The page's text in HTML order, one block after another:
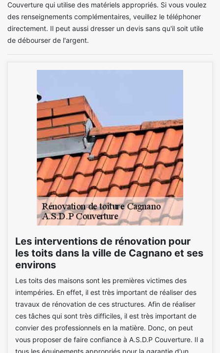
Couverture qui utilise des matériels appropriés. Si vous voulez
des renseignements complémentaires, veuillez le téléphoner
directement. Il peut aussi dresser un devis sans qu'il soit utile
de débourser de l'argent.
Les interventions de rénovation pour
les toits dans la ville de Cagnano et ses
environs
Les toits des maisons sont les premières victimes des
intempéries. En effet, il est très important de réaliser des
travaux de rénovation de ces structures. Afin de réaliser
ces tâches qui sont très difficiles, il est très important de
convier des professionnels en la matière. Donc, on peut
vous proposer de faire confiance à A.S.D.P Couverture. Il a
tous les équipements appropriés pour la garantie d'un